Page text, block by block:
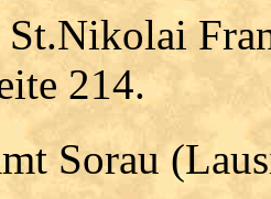
St.Nikolai
214.
Sorau